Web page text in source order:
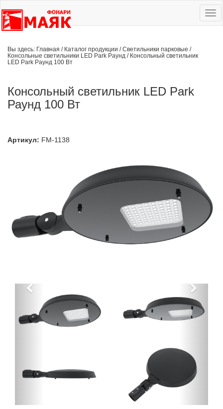
Вы здесь: Главная / Каталог продукции /Светильники парковые /
Консольные светильники LED Park Раунд / Консольный светильник
LED Park Раунд 100 Вт
Консольный светильник LED Park
Раунд 100 Вт
Артикул: FM-1138